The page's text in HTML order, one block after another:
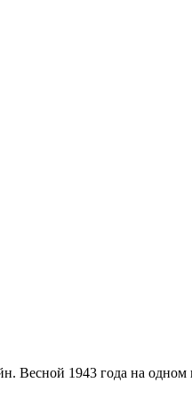
Весной 1943 года на